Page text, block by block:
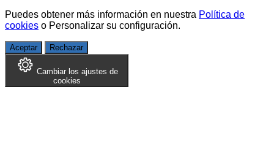
Puedes obtener más información en nuestra Política de
cookies o Personalizar su configuración.
Aceptar Rechazar
Cambiar los ajustes de
cookies